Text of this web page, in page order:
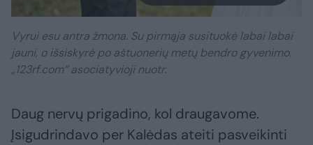
Vyrui esu antra žmona. Su pirmąja susituokė labai labai
jauni, o išsiskyrė po aštuonerių metų bendro gyvenimo.
„123rf.com“ asociatyvioji nuotr.
Daug nervų prigadino, kol draugavome.
Įsigudrindavo per Kalėdas ateiti pasveikinti